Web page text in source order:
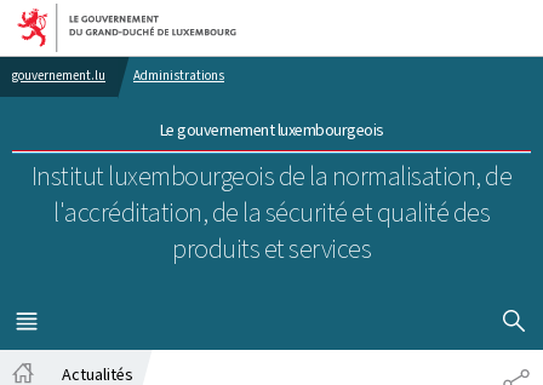
Aller au menu principal
Aller au contenu
gouvernement.lu Administrations
Le gouvernement luxembourgeois
Institut luxembourgeois de la normalisation, de
l'accréditation, de la sécurité et qualité des
produits et services
MENU
PRINCIPAL
Actualités